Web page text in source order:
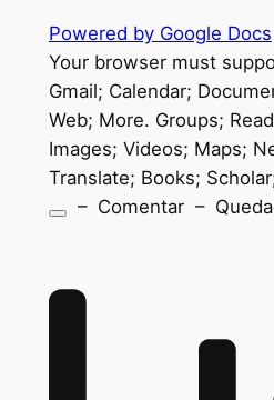
Powered by Google Docs
Your browser must
Gmail; Calendar;
Web; More. Groups;
Images; Videos; Maps;
Translate; Books;
– Comentar –